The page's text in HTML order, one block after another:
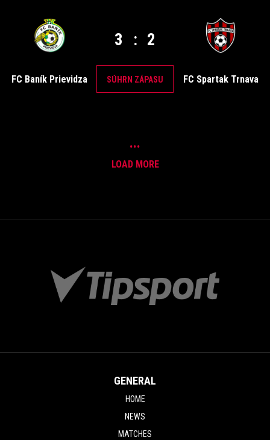
FC Baník Prievidza
3 : 2
SÚHRN ZÁPASU FC Spartak Trnava
...
LOAD MORE
GENERAL
HOME
NEWS
MATCHES